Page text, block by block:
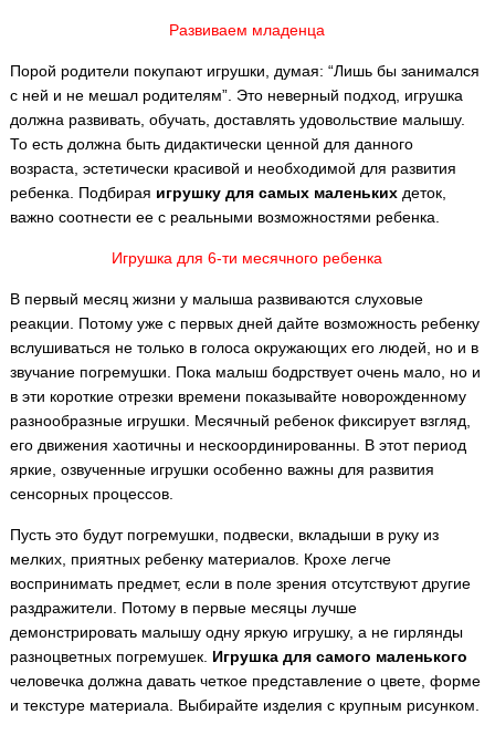
Развиваем младенца
Порой родители покупают игрушки, думая: “Лишь бы занимался
с ней и не мешал родителям”. Это неверный подход, игрушка
должна развивать, обучать, доставлять удовольствие малышу.
То есть должна быть дидактически ценной для данного
возраста, эстетически красивой и необходимой для развития
ребенка. Подбирая игрушку для самых маленькихдеток,
важно соотнести ее с реальными возможностями ребенка.
Игрушка для 6-ти месячного ребенка
В первый месяц жизни у малыша развиваются слуховые
реакции. Потому уже с первых дней дайте возможность ребенку
вслушиваться не только в голоса окружающих его людей, но и в
звучание погремушки. Пока малыш бодрствует очень мало, но и
в эти короткие отрезки времени показывайте новорожденному
разнообразные игрушки. Месячный ребенок фиксирует взгляд,
его движения хаотичны и нескоординированны. В этот период
яркие, озвученные игрушки особенно важны для развития
сенсорных процессов.
Пусть это будут погремушки, подвески, вкладыши в руку из
мелких, приятных ребенку материалов. Крохе легче
воспринимать предмет, если в поле зрения отсутствуют другие
раздражители. Потому в первые месяцы лучше
демонстрировать малышу одну яркую игрушку, а не гирлянды
разноцветных погремушек. Игрушка для самого маленького
человечка должна давать четкое представление о цвете, форме
и текстуре материала. Выбирайте изделия с крупным рисунком.